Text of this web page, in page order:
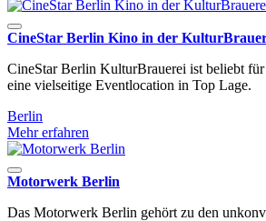
CineStar Berlin Kino in der
CineStar Berlin KulturBrauerei ist beliebt
eine vielseitige Eventlocation in Top Lage.
Berlin
Mehr erfahren
Motorwerk Berlin
Das Motorwerk Berlin gehört zu den